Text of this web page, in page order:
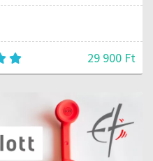
29 900 Ft